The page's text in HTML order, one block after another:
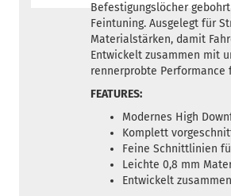
Befestigungslöcher
Feintuning. Ausgelegt für
Materialstärken, damit
Entwickelt zusammen mit
rennerprobte Performance
FEATURES:
Modernes High
Komplett
Feine Schnittlinien
Leichte 0,8 mm
Entwickelt